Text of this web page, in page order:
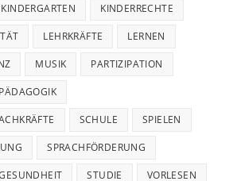
KINDERGARTEN KINDERRECHTE
LEHRKRÄFTE LERNEN
MUSIK PARTIZIPATION
PÄDAGOGIK
SCHULE SPIELEN
SPRACHFÖRDERUNG
STUDIE VORLESEN